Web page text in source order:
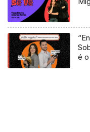
é